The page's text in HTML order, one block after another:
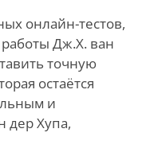
онлайн-тестов,
Дж.Х. ван
точную
остаётся
и
дер Хупа,